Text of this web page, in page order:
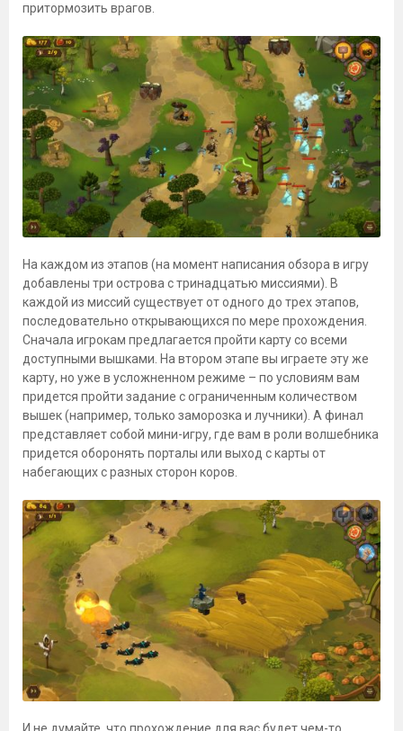
притормозить врагов.
На каждом из этапов (на момент написания обзора в игру
добавлены три острова с тринадцатью миссиями). В
каждой из миссий существует от одного до трех этапов,
последовательно открывающихся по мере прохождения.
Сначала игрокам предлагается пройти карту со всеми
доступными вышками. На втором этапе вы играете эту же
карту, но уже в усложненном режиме – по условиям вам
придется пройти задание с ограниченным количеством
вышек (например, только заморозка и лучники). А финал
представляет собой мини-игру, где вам в роли волшебника
придется оборонять порталы или выход с карты от
набегающих с разных сторон коров.